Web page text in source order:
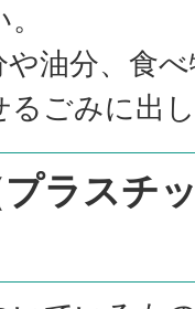
油分、食
るごみに出
ラスチ